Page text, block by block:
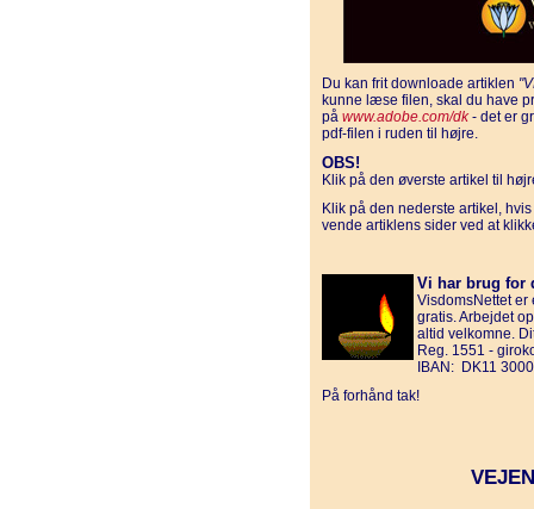
Du kan frit downloade artiklen
kunne læse filen, skal du have
på www.adobe.com/dk- det er
pdf-filen i ruden til højre.
OBS!
Klik på den øverste artikel til
Klik på den nederste artikel,
vende artiklens sider ved at
Vi har brug for
VisdomsNettet er
gratis. Arbejdet
altid velkomne.
Reg. 1551 -
IBAN: DK11
På forhånd tak!